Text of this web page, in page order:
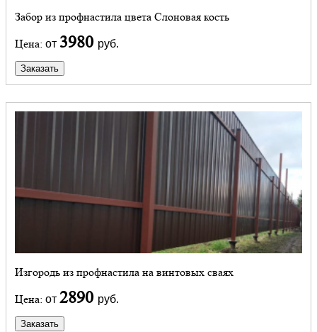
Забор из профнастила цвета Слоновая кость
Цена: от 3980 руб.
Заказать
Изгородь из профнастила на винтовых сваях
Цена: от 2890 руб.
Заказать